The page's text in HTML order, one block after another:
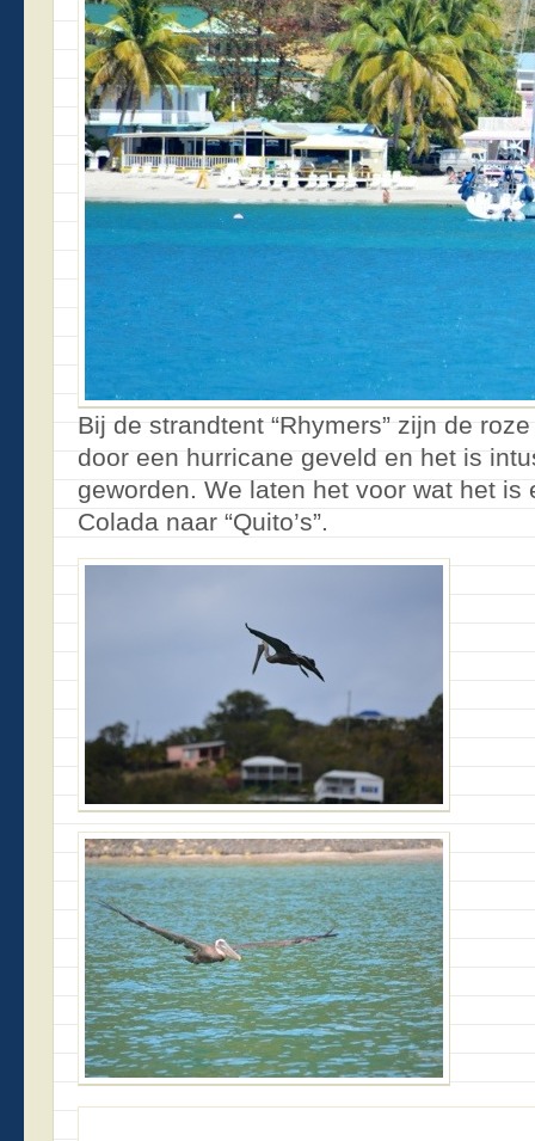
Bij de strandtent “Rhymers” zijn de
door een hurricane geveld en het is
geworden. We laten het voor wat het is
Colada naar “Quito’s”.